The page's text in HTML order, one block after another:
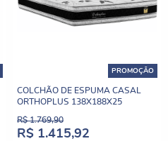
PROMOÇÃO
COLCHÃO DE ESPUMA CASAL
ORTHOPLUS 138X188X25
R$ 1.769,90
R$ 1.415,92